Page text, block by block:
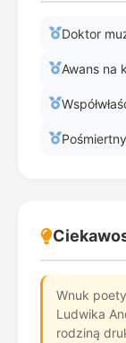
Doktor
Awans na
Wnuk
Ludwika
rodziną